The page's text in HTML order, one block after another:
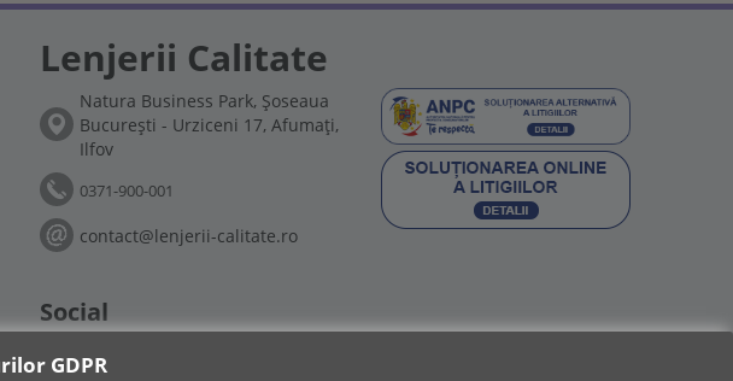
Lenjerii Calitate
Natura Business Park, Șoseaua
București - Urziceni 17, Afumați,
Ilfov
0371-900-001
contact@lenjerii-calitate.ro
Social
GDPR